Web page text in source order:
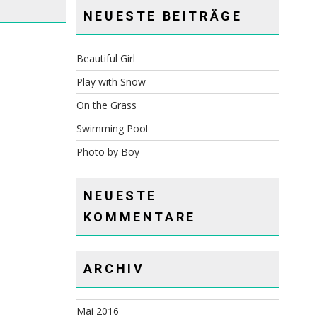
NEUESTE BEITRÄGE
Beautiful Girl
Play with Snow
On the Grass
Swimming Pool
Photo by Boy
NEUESTE
KOMMENTARE
ARCHIV
Mai 2016